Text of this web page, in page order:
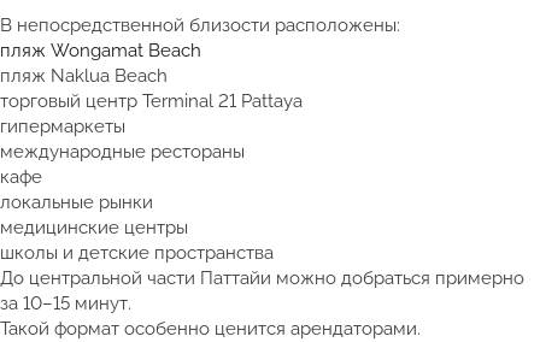
В непосредственной близости расположены:
пляж Wongamat Beach
пляж Naklua Beach
торговый центр Terminal 21 Pattaya
гипермаркеты
международные рестораны
кафе
локальные рынки
медицинские центры
школы и детские пространства
До центральной части Паттайи можно добраться примерно
за 10–15 минут.
Такой формат особенно ценится арендаторами.